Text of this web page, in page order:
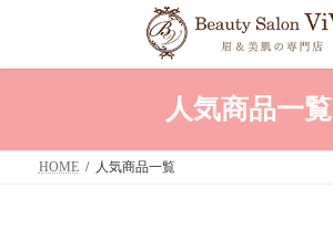
人気商品一覧
HOME 人気商品一覧